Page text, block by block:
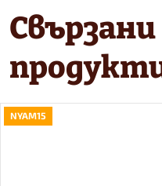
Свързани
NYAM15